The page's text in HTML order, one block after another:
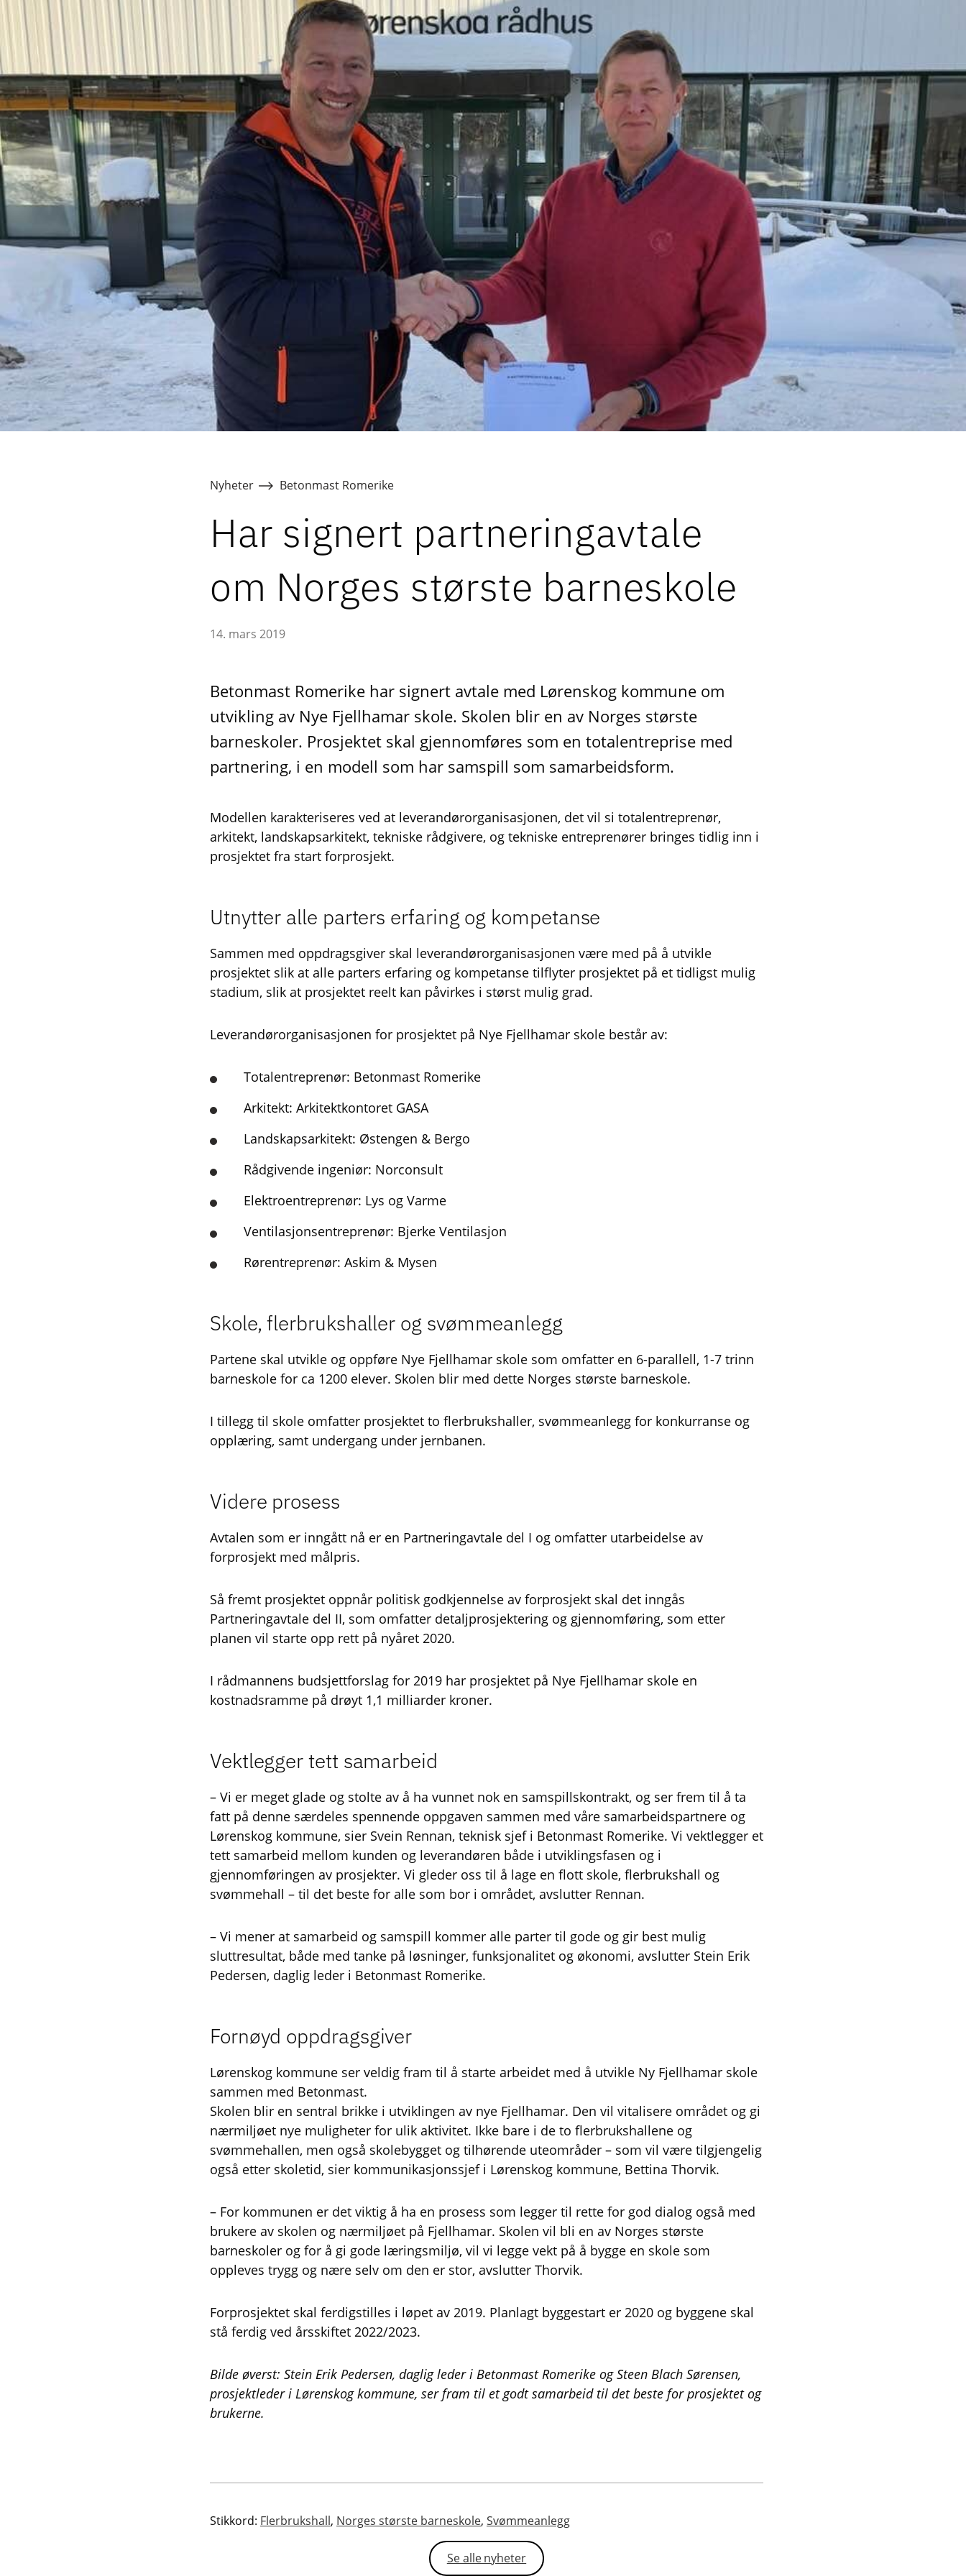
Nyheter Betonmast Romerike
Har signert partneringavtale
om Norges største barneskole
14. mars 2019
Betonmast Romerike har signert avtale med Lørenskog kommune om
utvikling av Nye Fjellhamar skole. Skolen blir en av Norges største
barneskoler. Prosjektet skal gjennomføres som en totalentreprise med
partnering, i en modell som har samspill som samarbeidsform.
Modellen karakteriseres ved at leverandørorganisasjonen, det vil si totalentreprenør,
arkitekt, landskapsarkitekt, tekniske rådgivere, og tekniske entreprenører bringes tidlig inn i
prosjektet fra start forprosjekt.
Utnytter alle parters erfaring og kompetanse
Sammen med oppdragsgiver skal leverandørorganisasjonen være med på å utvikle
prosjektet slik at alle parters erfaring og kompetanse tilflyter prosjektet på et tidligst mulig
stadium, slik at prosjektet reelt kan påvirkes i størst mulig grad.
Leverandørorganisasjonen for prosjektet på Nye Fjellhamar skole består av:
Totalentreprenør: Betonmast Romerike
Arkitekt: Arkitektkontoret GASA
Landskapsarkitekt: Østengen & Bergo
Rådgivende ingeniør: Norconsult
Elektroentreprenør: Lys og Varme
Ventilasjonsentreprenør: Bjerke Ventilasjon
Rørentreprenør: Askim & Mysen
Skole, flerbrukshaller og svømmeanlegg
Partene skal utvikle og oppføre Nye Fjellhamar skole som omfatter en 6-parallell, 1-7 trinn
barneskole for ca 1200 elever. Skolen blir med dette Norges største barneskole.
I tillegg til skole omfatter prosjektet to flerbrukshaller, svømmeanlegg for konkurranse og
opplæring, samt undergang under jernbanen.
Videre prosess
Avtalen som er inngått nå er en Partneringavtale del I og omfatter utarbeidelse av
forprosjekt med målpris.
Så fremt prosjektet oppnår politisk godkjennelse av forprosjekt skal det inngås
Partneringavtale del II, som omfatter detaljprosjektering og gjennomføring, som etter
planen vil starte opp rett på nyåret 2020.
I rådmannens budsjettforslag for 2019 har prosjektet på Nye Fjellhamar skole en
kostnadsramme på drøyt 1,1 milliarder kroner.
Vektlegger tett samarbeid
– Vi er meget glade og stolte av å ha vunnet nok en samspillskontrakt, og ser frem til å ta
fatt på denne særdeles spennende oppgaven sammen med våre samarbeidspartnere og
Lørenskog kommune, sier Svein Rennan, teknisk sjef i Betonmast Romerike. Vi vektlegger et
tett samarbeid mellom kunden og leverandøren både i utviklingsfasen og i
gjennomføringen av prosjekter. Vi gleder oss til å lage en flott skole, flerbrukshall og
svømmehall – til det beste for alle som bor i området, avslutter Rennan.
– Vi mener at samarbeid og samspill kommer alle parter til gode og gir best mulig
sluttresultat, både med tanke på løsninger, funksjonalitet og økonomi, avslutter Stein Erik
Pedersen, daglig leder i Betonmast Romerike.
Fornøyd oppdragsgiver
Lørenskog kommune ser veldig fram til å starte arbeidet med å utvikle Ny Fjellhamar skole
sammen med Betonmast.
Skolen blir en sentral brikke i utviklingen av nye Fjellhamar. Den vil vitalisere området og gi
nærmiljøet nye muligheter for ulik aktivitet. Ikke bare i de to flerbrukshallene og
svømmehallen, men også skolebygget og tilhørende uteområder – som vil være tilgjengelig
også etter skoletid, sier kommunikasjonssjef i Lørenskog kommune, Bettina Thorvik.
– For kommunen er det viktig å ha en prosess som legger til rette for god dialog også med
brukere av skolen og nærmiljøet på Fjellhamar. Skolen vil bli en av Norges største
barneskoler og for å gi gode læringsmiljø, vil vi legge vekt på å bygge en skole som
oppleves trygg og nære selv om den er stor, avslutter Thorvik.
Forprosjektet skal ferdigstilles i løpet av 2019. Planlagt byggestart er 2020 og byggene skal
stå ferdig ved årsskiftet 2022/2023.
Bilde øverst: Stein Erik Pedersen, daglig leder i Betonmast Romerike og Steen Blach Sørensen,
prosjektleder i Lørenskog kommune, ser fram til et godt samarbeid til det beste for prosjektet og
brukerne.
Stikkord: Flerbrukshall, Norges største barneskole, Svømmeanlegg
Se alle nyheter